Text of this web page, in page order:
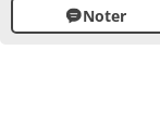
Noter